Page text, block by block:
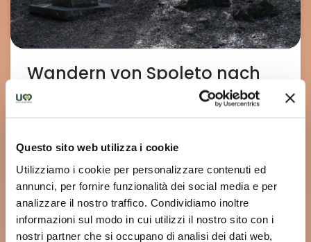
Questo sito web utilizza i cookie
Utilizziamo i cookie per personalizzare contenuti ed
annunci, per fornire funzionalità dei social media e per
analizzare il nostro traffico. Condividiamo inoltre
informazioni sul modo in cui utilizzi il nostro sito con i
nostri partner che si occupano di analisi dei dati web,
Wandern von Spoleto nach
Monteluco
inmitten des dichten Steineichenwaldes von
Spoleto.
Mehr erfahren